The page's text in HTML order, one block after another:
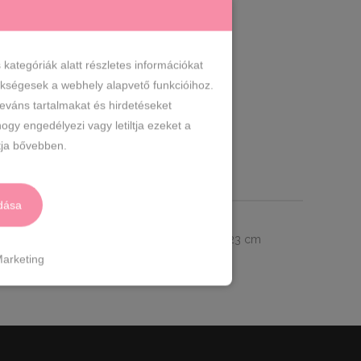
,Műbőr ,Női cipők,Sportcipő
szintetikus
36- 23 cm
40- 25 cm 41-25.5 cm
alatt részletes információkat
a webhely alapvető funkcióihoz.
tartalmakat és hirdetéseket
engedélyezi vagy letiltja ezeket a
bővebben.